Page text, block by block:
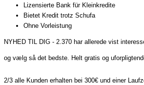
Lizensierte Bank für Kleinkredite
Bietet Kredit trotz Schufa
Ohne Vorleistung
NYHED TIL DIG - 2.370 har allerede vist
og vælg så det bedste. Helt gratis og
2/3 alle Kunden erhalten bei 300€ und einer